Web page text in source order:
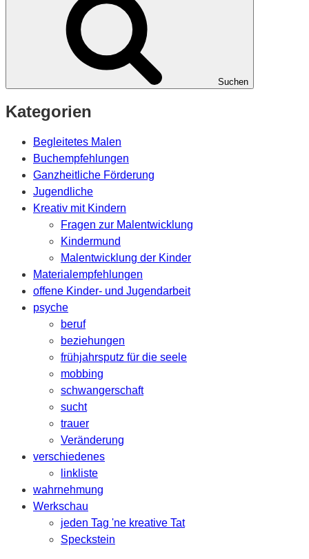
Suchen
Kategorien
Begleitetes Malen
Buchempfehlungen
Ganzheitliche Förderung
Jugendliche
Kreativ mit Kindern
Fragen zur Malentwicklung
Kindermund
Malentwicklung der Kinder
Materialempfehlungen
offene Kinder- und Jugendarbeit
psyche
beruf
beziehungen
frühjahrsputz für die seele
mobbing
schwangerschaft
sucht
trauer
Veränderung
verschiedenes
linkliste
wahrnehmung
Werkschau
jeden Tag 'ne kreative Tat
Speckstein